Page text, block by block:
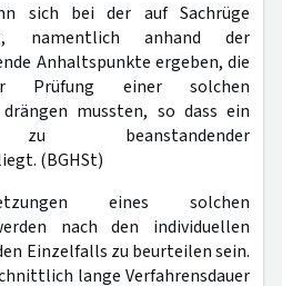
sich bei der auf Sachrüge
namentlich anhand der
Anhaltspunkte ergeben, die
Prüfung einer solchen
drängen mussten, so dass ein
zu beanstandender
(BGHSt)
eines solchen
nach den individuellen
Einzelfalls zu beurteilen sein.
lange Verfahrensdauer